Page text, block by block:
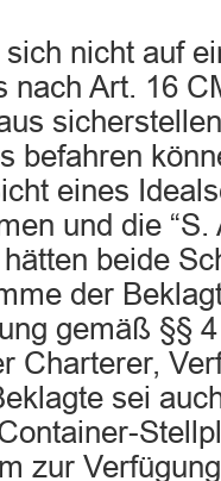
nicht auf
nach Art. 16
befahren
eines
und die “S.
beide
der
gemäß §§
Charterer,
sei
zur